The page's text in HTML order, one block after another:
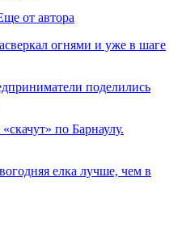
от автора
огнями и уже в шаге
поделились
по Барнаулу.
елка лучше, чем в